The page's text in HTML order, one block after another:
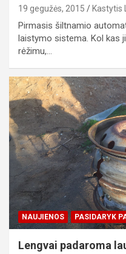
19 gegužės, 2015 Kastytis
Pirmasis šiltnamio
laistymo sistema. Kol kas
rėžimu,…
NAUJIENOS PASIDARYK
Lengvai padaroma